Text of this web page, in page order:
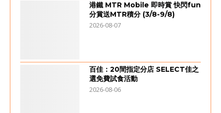
港鐵 MTR Mobile 即時賞 快閃fun
分賞送MTR積分 (3/8-9/8)
2026-08-07
百佳：20間指定分店 SELECT佳之
選免費試食活動
2026-08-06